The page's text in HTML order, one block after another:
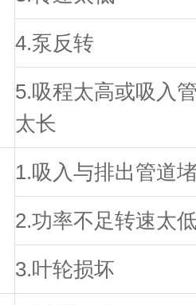
4.泵反转
5.吸程太高或吸入
太长
1.吸入与排出管道
2.功率不足转速太
3.叶轮损坏